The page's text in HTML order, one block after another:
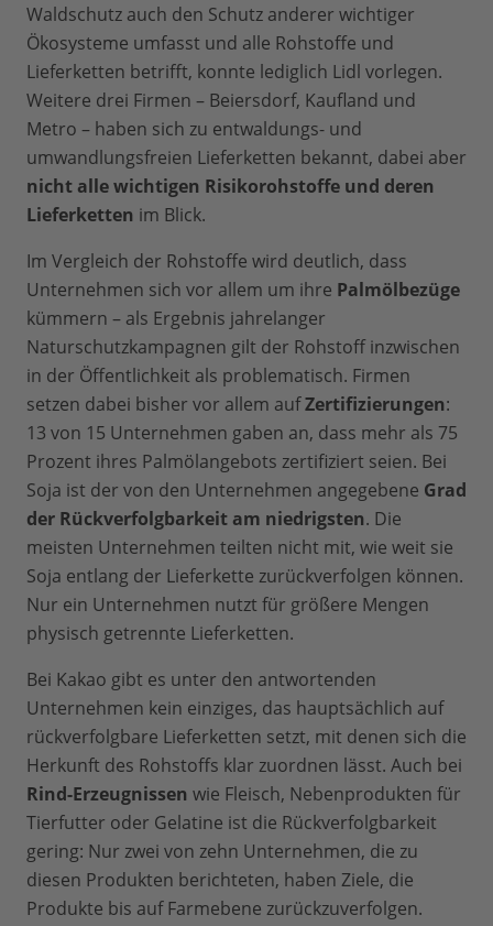
Waldschutz auch den Schutz anderer wichtiger
Ökosysteme umfasst und alle Rohstoffe und
Lieferketten betrifft, konnte lediglich Lidl vorlegen.
Weitere drei Firmen – Beiersdorf, Kaufland und
Metro – haben sich zu entwaldungs- und
umwandlungsfreien Lieferketten bekannt, dabei aber
nicht alle wichtigen Risikorohstoffe und deren
Lieferketten im Blick.
Im Vergleich der Rohstoffe wird deutlich, dass
Unternehmen sich vor allem um ihre Palmölbezüge
kümmern – als Ergebnis jahrelanger
Naturschutzkampagnen gilt der Rohstoff inzwischen
in der Öffentlichkeit als problematisch. Firmen
setzen dabei bisher vor allem aufZertifizierungen:
13 von 15 Unternehmen gaben an, dass mehr als 75
Prozent ihres Palmölangebots zertifiziert seien. Bei
Soja ist der von den Unternehmen angegebene Grad
der Rückverfolgbarkeit am niedrigsten. Die
meisten Unternehmen teilten nicht mit, wie weit sie
Soja entlang der Lieferkette zurückverfolgen können.
Nur ein Unternehmen nutzt für größere Mengen
physisch getrennte Lieferketten.
Bei Kakao gibt es unter den antwortenden
Unternehmen kein einziges, das hauptsächlich auf
rückverfolgbare Lieferketten setzt, mit denen sich die
Herkunft des Rohstoffs klar zuordnen lässt. Auch bei
Rind-Erzeugnissen wie Fleisch, Nebenprodukten für
Tierfutter oder Gelatine ist die Rückverfolgbarkeit
gering: Nur zwei von zehn Unternehmen, die zu
diesen Produkten berichteten, haben Ziele, die
Produkte bis auf Farmebene zurückzuverfolgen.